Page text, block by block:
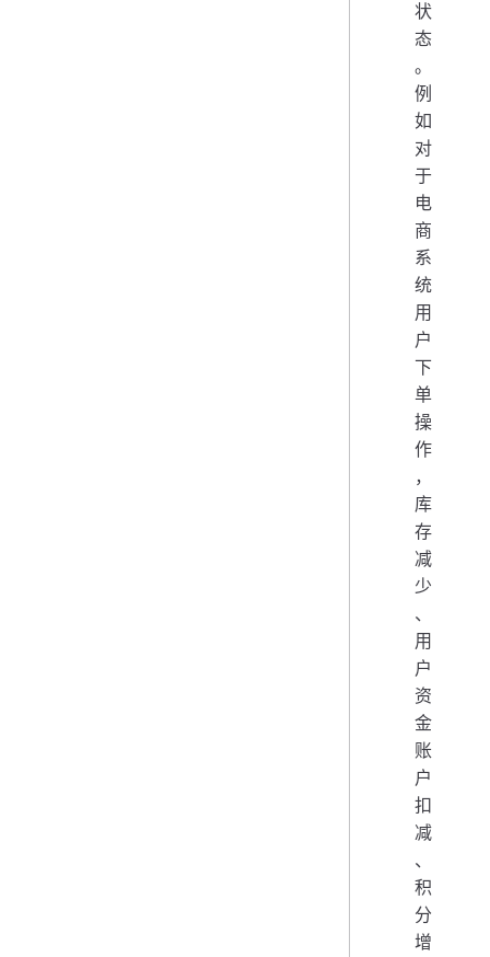
状
态
。
例
如
对
于
电
商
系
统
用
户
下
单
操
作
，
库
存
减
少
、
用
户
资
金
账
户
扣
减
、
积
分
增